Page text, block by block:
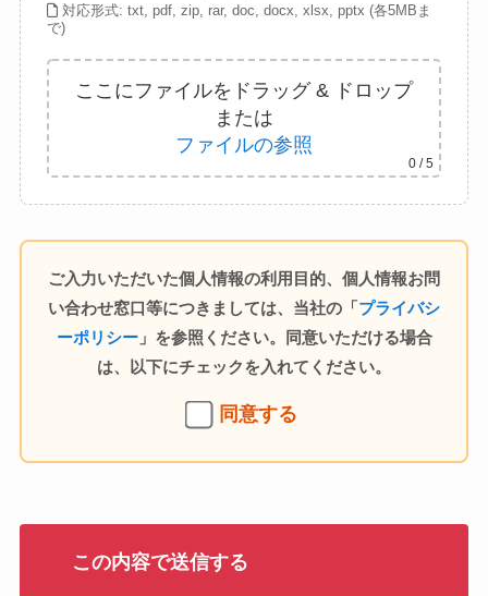
対応形式: txt, pdf, zip, rar, doc, docx, xlsx, pptx (各5MBま
で)
ここにファイルをドラッグ & ドロップ
または
ファイルの参照
0/ 5
ご入力いただいた個人情報の利用目的、個人情報お問
い合わせ窓口等につきましては、当社の「プライバシ
ーポリシー」を参照ください。同意いただける場合
は、以下にチェックを入れてください。
同意する